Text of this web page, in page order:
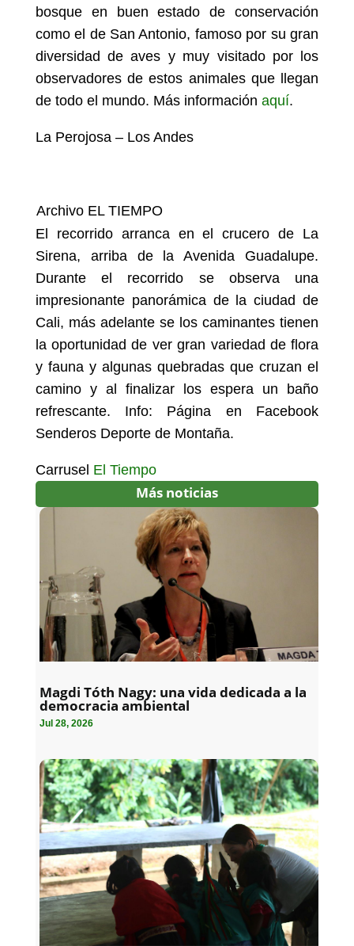
bosque en buen estado de conservación
como el de San Antonio, famoso por su gran
diversidad de aves y muy visitado por los
observadores de estos animales que llegan
de todo el mundo. Más información aquí.
La Perojosa – Los Andes
Archivo EL TIEMPO
El recorrido arranca en el crucero de La
Sirena, arriba de la Avenida Guadalupe.
Durante el recorrido se observa una
impresionante panorámica de la ciudad de
Cali, más adelante se los caminantes tienen
la oportunidad de ver gran variedad de flora
y fauna y algunas quebradas que cruzan el
camino y al finalizar los espera un baño
refrescante. Info: Página en Facebook
Senderos Deporte de Montaña.
Carrusel El Tiempo
Más noticias
Magdi Tóth Nagy: una vida dedicada a la
democracia ambiental
Jul 28, 2026